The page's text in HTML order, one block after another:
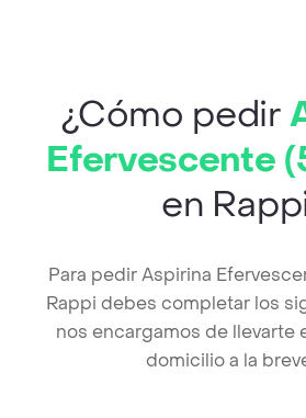
¿Cómo pedir
Efervescente
en
Para pedir Aspirina
Rappi debes completar los
nos encargamos de llevarte
domicilio a la